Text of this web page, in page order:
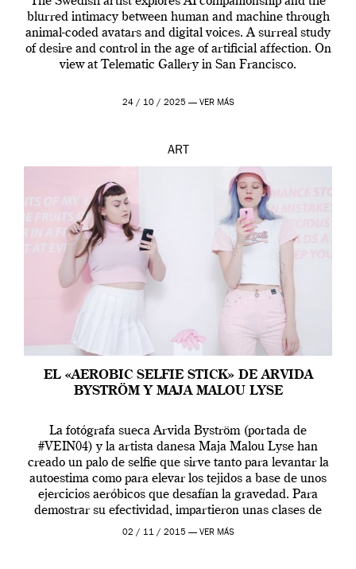
blurred intimacy between human and machine through
animal-coded avatars and digital voices. A surreal study
of desire and control in the age of artificial affection. On
view at Telematic Gallery in San Francisco.
24 / 10 / 2025 — VER MÁS
ART
EL «AEROBIC SELFIE STICK» DE ARVIDA
BYSTRÖM Y MAJA MALOU LYSE
La fotógrafa sueca Arvida Byström (portada de
#VEIN04) y la artista danesa Maja Malou Lyse han
creado un palo de selfie que sirve tanto para levantar la
autoestima como para elevar los tejidos a base de unos
ejercicios aeróbicos que desafían la gravedad. Para
demostrar su efectividad, impartieron unas clases de
prueba en el Tate […]
02 / 11 / 2015 — VER MÁS